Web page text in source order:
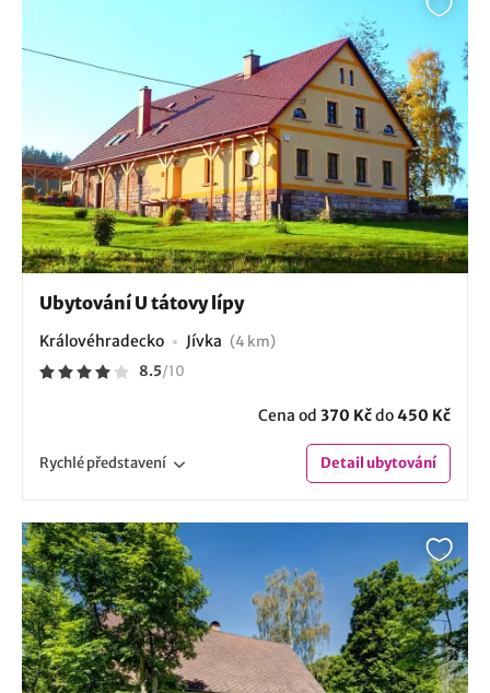
Ubytování U tátovy lípy
Královéhradecko Jívka (4 km)
8.5/10
Cena od 370 Kčdo450 Kč
Rychlépředstavení Detailubytování